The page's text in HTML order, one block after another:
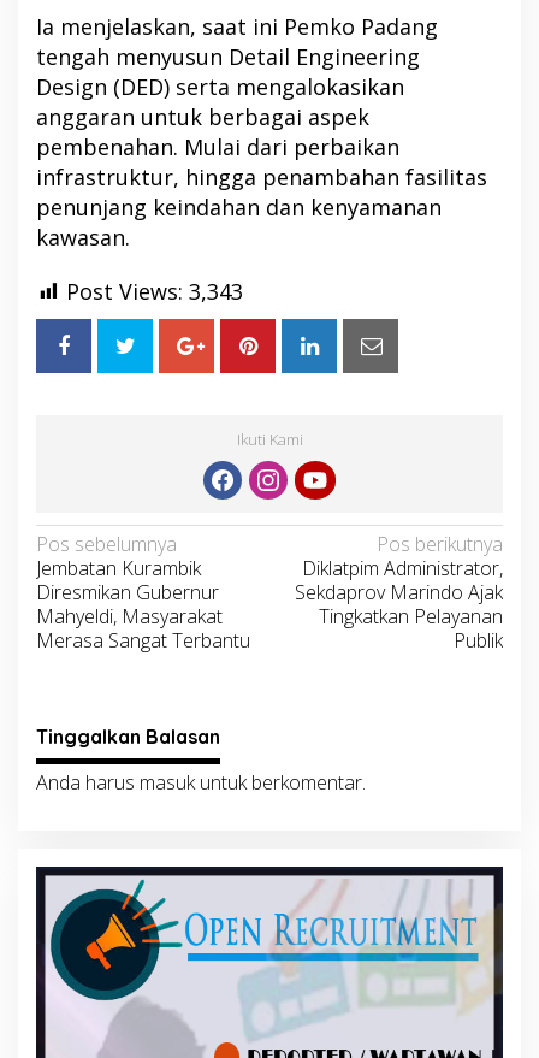
Ia menjelaskan, saat ini Pemko Padang
tengah menyusun Detail Engineering
Design (DED) serta mengalokasikan
anggaran untuk berbagai aspek
pembenahan. Mulai dari perbaikan
infrastruktur, hingga penambahan fasilitas
penunjang keindahan dan kenyamanan
kawasan.
Post Views: 3,343
Ikuti Kami
Navigasi
pos
Pos sebelumnya
Jembatan Kurambik
Diresmikan Gubernur
Mahyeldi, Masyarakat
Merasa Sangat Terbantu
Pos berikutnya
Diklatpim Administrator,
Sekdaprov Marindo Ajak
Tingkatkan Pelayanan
Publik
Tinggalkan Balasan
Anda harus masukuntuk berkomentar.